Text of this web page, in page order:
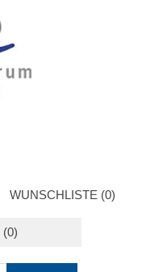
WUNSCHLISTE (0)
(0)